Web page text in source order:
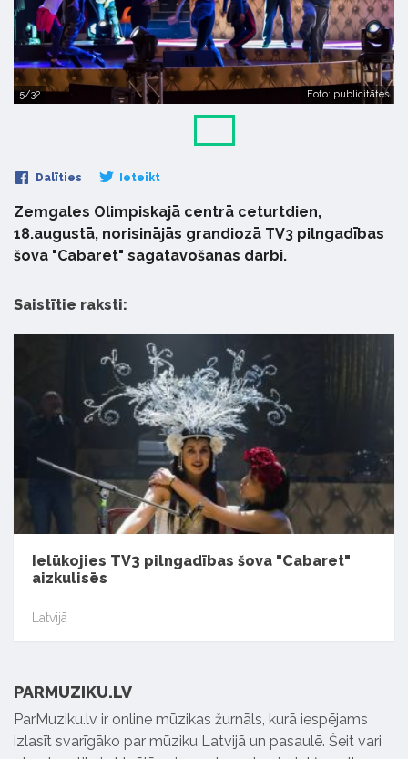
5/32 Foto: publicitātes
Dalīties Ieteikt
Zemgales Olimpiskajā centrā ceturtdien,
18.augustā, norisinājās grandiozā TV3 pilngadības
šova "Cabaret" sagatavošanas darbi.
Saistītie raksti:
Ielūkojies TV3 pilngadības šova "Cabaret"
aizkulisēs
Latvijā
PARMUZIKU.LV
ParMuziku.lv ir online mūzikas žurnāls, kurā iespējams
izlasīt svarīgāko par mūziku Latvijā un pasaulē. Šeit vari